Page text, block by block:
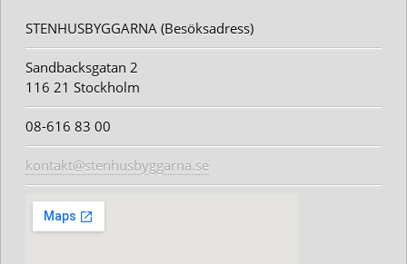
STENHUSBYGGARNA (Besöksadress)
Sandbacksgatan 2
116 21 Stockholm
08-616 83 00
kontakt@stenhusbyggarna.se